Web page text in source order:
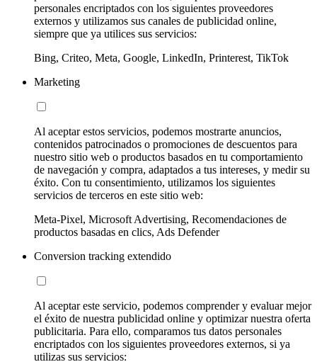
personales encriptados con los siguientes proveedores
externos y utilizamos sus canales de publicidad online,
siempre que ya utilices sus servicios:
Bing, Criteo, Meta, Google, LinkedIn, Printerest, TikTok
Marketing
Al aceptar estos servicios, podemos mostrarte anuncios,
contenidos patrocinados o promociones de descuentos para
nuestro sitio web o productos basados en tu comportamiento
de navegación y compra, adaptados a tus intereses, y medir su
éxito. Con tu consentimiento, utilizamos los siguientes
servicios de terceros en este sitio web:
Meta-Pixel, Microsoft Advertising, Recomendaciones de
productos basadas en clics, Ads Defender
Conversion tracking extendido
Al aceptar este servicio, podemos comprender y evaluar mejor
el éxito de nuestra publicidad online y optimizar nuestra oferta
publicitaria. Para ello, comparamos tus datos personales
encriptados con los siguientes proveedores externos, si ya
utilizas sus servicios: